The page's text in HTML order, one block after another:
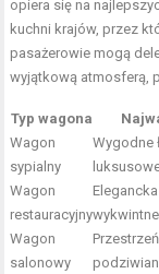
opiera się na
kuchni krajów, przez
pasażerowie mogą
wyjątkową atmosferą,
Typ wagona
Wagon
sypialny
Wygodne
Wagon
restauracyjny
Wagon
salonowy